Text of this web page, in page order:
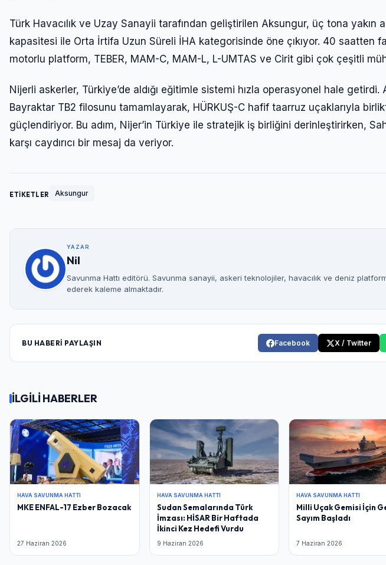
Türk Havacılık ve Uzay Sanayii tarafından geliştirilen Aksungur, üç tona yakın
kapasitesi ile Orta İrtifa Uzun Süreli İHA kategorisinde öne çıkıyor. 40 saatten
motorlu platform, TEBER, MAM-C, MAM-L, L-UMTAS ve Cirit gibi çok çeşitli
Nijerli askerler, Türkiye’de aldığı eğitimle sistemi hızla operasyonel hale
Bayraktar TB2 filosunu tamamlayarak, HÜRKUŞ-C hafif taarruz uçaklarıyla
güçlendiriyor. Bu adım, Nijer’in Türkiye ile stratejik iş birliğini derinleştirirken,
karşı caydırıcı bir mesaj da veriyor.
ETİKETLER Aksungur
YAZAR
Nil
Savunma Hattı editörü. Savunma sanayii, askeri teknolojiler, havacılık ve deniz
ederek kaleme almaktadır.
BU HABERİ PAYLAŞIN Facebook X / Twitter
İLGİLİ HABERLER
HAVA SAVUNMA HATTI
MKE ENFAL-17 Ezber Bozacak
27 Haziran 2026
HAVA SAVUNMA HATTI
Sudan Semalarında Türk
İmzası: HİSAR Bir Haftada
İkinci Kez Hedefi Vurdu
9 Haziran 2026
HAVA SAVUNMA HATTI
Milli Uçak Gemisi İçin
Sayım Başladı
7 Haziran 2026
Giriş Yap
Kullanıcı Adı veya E-